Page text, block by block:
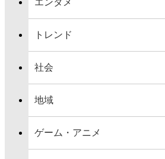
エンタメ
トレンド
社会
地域
ゲーム・アニメ